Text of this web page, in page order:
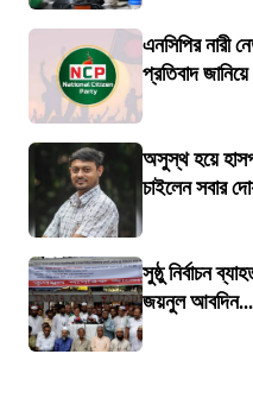
এনসিপির নারী
প্রতিবাদ
অসুস্থ হয়ে
চাইলেন সবার
সুষ্ঠু নির্বাচন
জয়নুল আবদিন...